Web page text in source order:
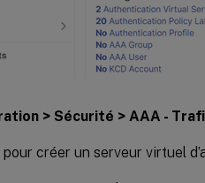
> Sécurité > AAA -
pour créer un serveur virtuel